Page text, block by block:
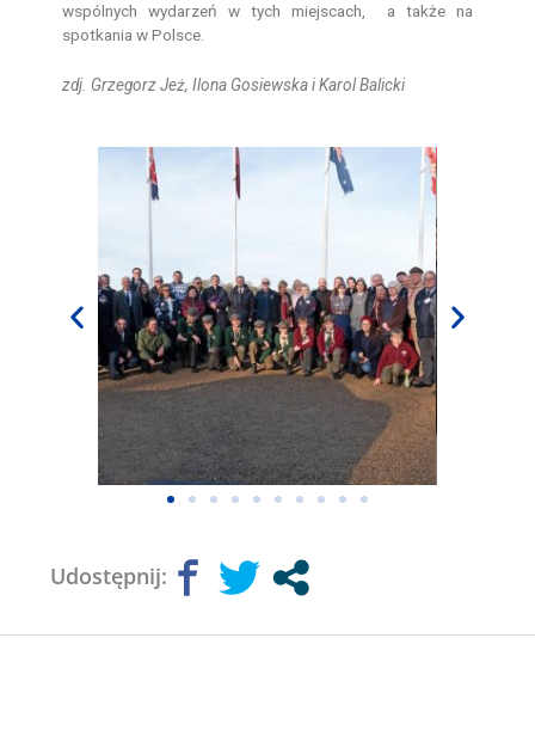
wspólnych wydarzeń w tych miejscach, a także na
spotkania w Polsce.
zdj. Grzegorz Jeż, Ilona Gosiewska i Karol Balicki
Udostępnij: